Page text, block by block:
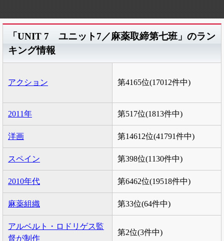
「UNIT 7 ユニット7／麻薬取締第七班」のラン
キング情報
アクション 第4165位(17012件中)
2011年 第517位(1813件中)
洋画 第14612位(41791件中)
スペイン 第398位(1130件中)
2010年代 第6462位(19518件中)
麻薬組織 第33位(64件中)
アルベルト・ロドリゲス監
督が制作
第2位(3件中)